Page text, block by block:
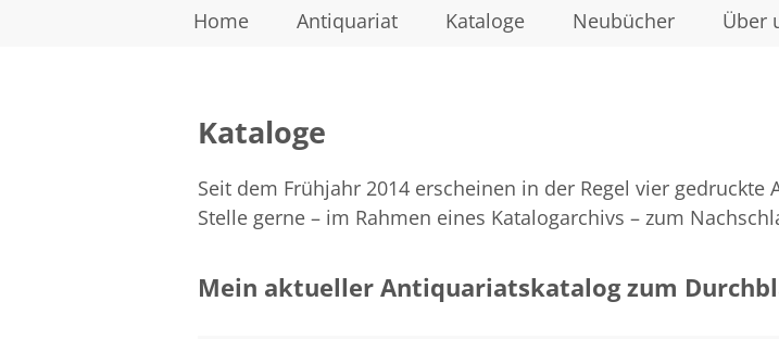
Home Antiquariat Kataloge Neubücher Über
Kataloge
Seit dem Frühjahr 2014 erscheinen in der Regel vier
Stelle gerne – im Rahmen eines Katalogarchivs – zum
Mein aktueller Antiquariatskatalog zum